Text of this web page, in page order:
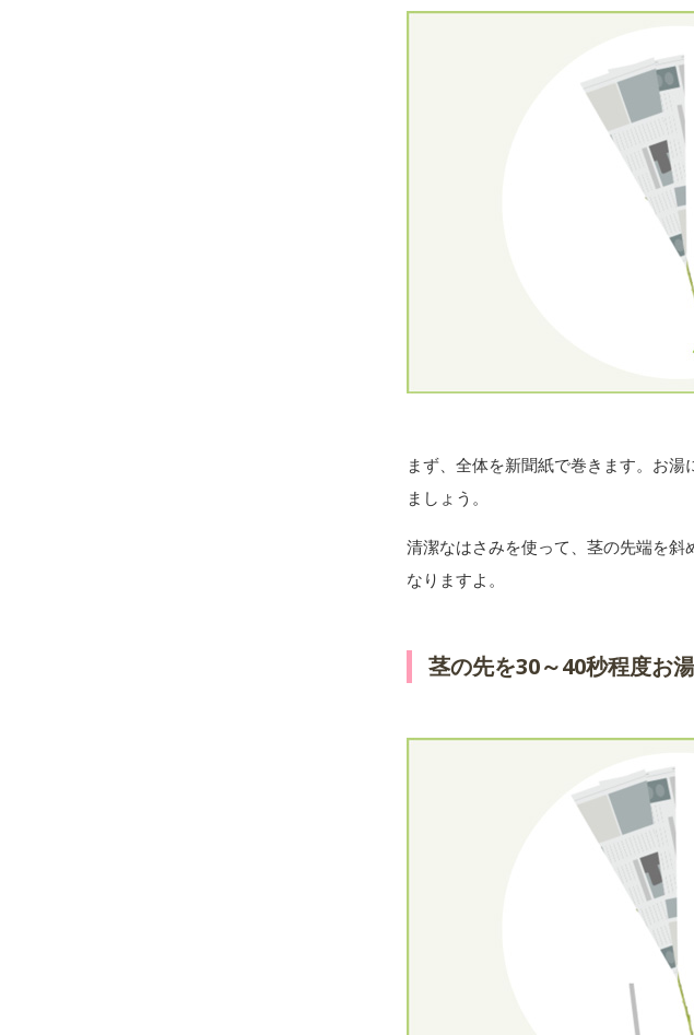
まず、全体を新聞紙で巻きます。お
ましょう。
清潔なはさみを使って、茎の先端を
なりますよ。
茎の先を30～40秒程度お